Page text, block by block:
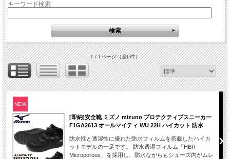
キーワード検索
1 / 1ページ（全6件）
NEW
[即納]安全靴 ミズノ mizuno プロテクティブスニーカー
F1GA2613 オールマイティ WU 22H ハイカット 防水
防水性と透湿性に優れた防水フィルムを搭載したハイカ
ットモデルの一足です。 防水透湿フィルム「HBR
Microporous」を採用し、防水ながらもシューズ内がムレ